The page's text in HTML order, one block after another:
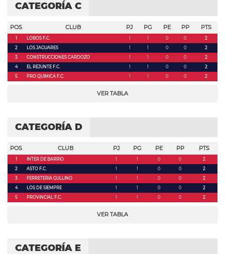
CATEGORÍA C
POS CLUB PJ PG PE PP PTS
1 LOBOS F.C. 1 1 0 0
2
2
LOS JAGUARES 1 1 0 0
2
3
CONSTRUCCIONES CARDOZO 1 1 0 0
2
4
EL REJUNTE F.C. 1 1 0 0
2
5
PRO QUIMICA F.C. 1 1 0 0 2
VER TABLA
CATEGORÍA D
POS CLUB PJ PG PE PP PTS
1 INTER DE BARRIO 1 1 0 0
2
2
ASTO F.C. 1 1 0 0
2
3
FERRETERIA GULLINO 1 1 0 0
2
4
LOS DE SIEMPRE 1 1 0 0
2
5
PROVINCIAL F.C. 1 1 0 0 2
VER TABLA
CATEGORÍA E